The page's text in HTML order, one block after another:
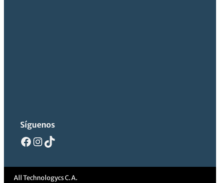
Síguenos
Facebook
Instagram
TikTok
All Technologycs C.A.